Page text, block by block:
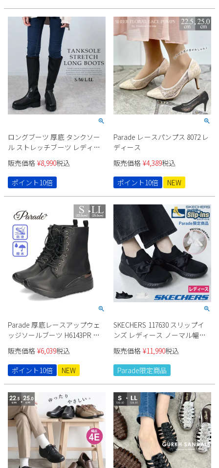
ロングブーツ 厚底 タンクソー
ル ストレッチブーツ レディー
ス 327 靴 黒 ブラック 軽量 ボリ
ュームソール 細身 スリム
MAFMOF Parade
販売価格 ¥8,990税込
ポイント10倍
Parade レースパンプス 8072 レ
ディース
販売価格 ¥4,389税込
ポイント10倍
NEW
Parade 厚底レースアップウェ
ッジソールブーツ H6143PR レ
ディース
販売価格 ¥6,039税込
ポイント10倍
NEW
SKECHERS 117630 スリップイ
ンズ レディース ノーマル幅
Parade限定商品
販売価格 ¥11,990税込
Parade限定商品